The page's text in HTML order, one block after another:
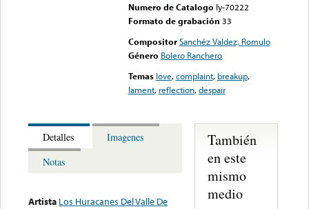
Numero de Catalogo ly-70222
Formato de grabación 33
Compositor Sanchéz Valdez, Romulo
Género Bolero Ranchero
Temas love,complaint, breakup,
lament, reflection,despair
Detalles
Imagenes
Notas
Artista Los Huracanes Del Valle De
También
en este
mismo
medio